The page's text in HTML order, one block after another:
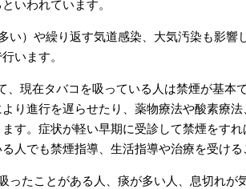
いわれています。
い）や繰り返す気道感染、大気汚染も影
います。
、現在タバコを吸っている人は禁煙が基本
り進行を遅らせたり、薬物療法や酸素療
す。症状が軽い早期に受診して禁煙をす
人でも禁煙指導、生活指導や治療を受け
ったことがある人、痰が多い人、息切れが